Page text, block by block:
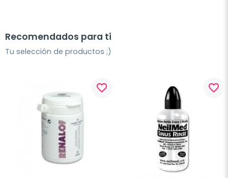
Recomendados para ti
Tu selección de productos ;)
favorite_border favorite_border